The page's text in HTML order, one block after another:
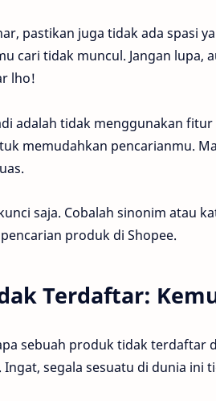
pastikan juga tidak ada spasi
cari tidak muncul. Jangan lupa,
lho!
adalah tidak menggunakan
memudahkan pencarianmu.
saja. Cobalah sinonim atau
produk di Shopee.
Terdaftar:
sebuah produk tidak terdaftar
segala sesuatu di dunia ini